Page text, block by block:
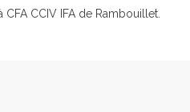
CCIV IFA de Rambouillet.